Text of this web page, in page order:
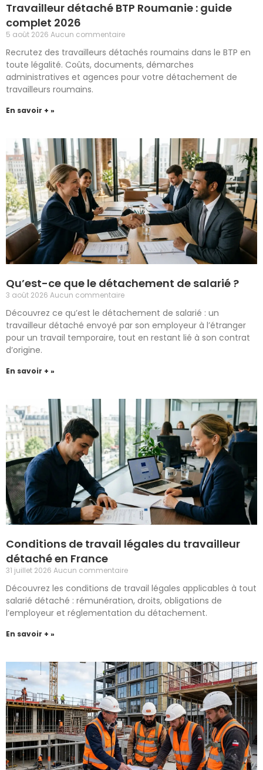
Travailleur détaché BTP Roumanie : guide
complet 2026
5 août 2026 Aucun commentaire
Recrutez des travailleurs détachés roumains dans le BTP en
toute légalité. Coûts, documents, démarches
administratives et agences pour votre détachement de
travailleurs roumains.
En savoir + »
Qu’est-ce que le détachement de salarié ?
3 août 2026 Aucun commentaire
Découvrez ce qu’est le détachement de salarié : un
travailleur détaché envoyé par son employeur à l’étranger
pour un travail temporaire, tout en restant lié à son contrat
d’origine.
En savoir + »
Conditions de travail légales du travailleur
détaché en France
31 juillet 2026 Aucun commentaire
Découvrez les conditions de travail légales applicables à tout
salarié détaché : rémunération, droits, obligations de
l’employeur et réglementation du détachement.
En savoir + »